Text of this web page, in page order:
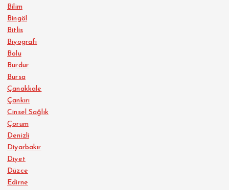
Bilim
Bingöl
Bitlis
Biyografi
Bolu
Burdur
Bursa
Çanakkale
Çankırı
Cinsel Sağlık
Çorum
Denizli
Diyarbakır
Diyet
Düzce
Edirne